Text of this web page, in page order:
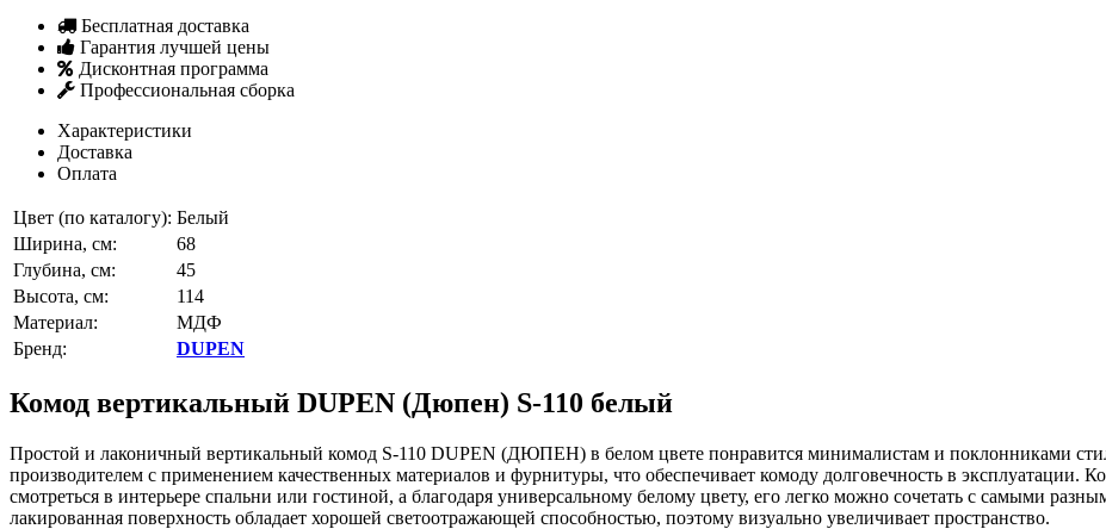
Бесплатная доставка
Гарантия лучшей цены
Дисконтная программа
Профессиональная сборка
Характеристики
Доставка
Оплата
Цвет (по каталогу): Белый
Ширина, см:
68
Глубина, см:
45
Высота, см:
114
Материал:
МДФ
Бренд:
DUPEN
Комод вертикальный DUPEN (Дюпен) S-110 белый
Простой и лаконичный вертикальный комод S-110 DUPEN (ДЮПЕН) в белом цвете понравится минималистам и поклонниками
производителем с применением качественных материалов и фурнитуры, что обеспечивает комоду долговечность в
смотреться в интерьере спальни или гостиной, а благодаря универсальному белому цвету, его легко можно сочетать с самыми
лакированная поверхность обладает хорошей светоотражающей способностью, поэтому визуально увеличивает пространство.